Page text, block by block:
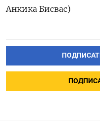
Анкика Бисвас)